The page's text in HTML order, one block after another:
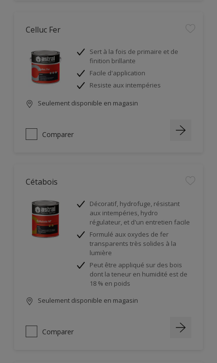
Celluc Fer
Sert à la fois de primaire et de
finition brillante
Facile d'application
Resiste aux intempéries
Seulement disponible en magasin
Comparer
Cétabois
Décoratif, hydrofuge, résistant
aux intempéries, hydro
régulateur, et d'un entretien facile
Formulé aux oxydes de fer
transparents très solides à la
lumière
Peut être appliqué sur des bois
dont la teneur en humidité est de
18 % en poids
Seulement disponible en magasin
Comparer